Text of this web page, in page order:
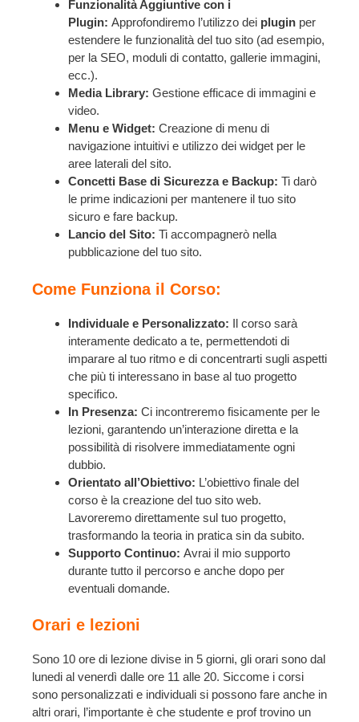
Funzionalità Aggiuntive con i
Plugin: Approfondiremo l’utilizzo dei plugin per
estendere le funzionalità del tuo sito (ad esempio,
per la SEO, moduli di contatto, gallerie immagini,
ecc.).
Media Library: Gestione efficace di immagini e
video.
Menu e Widget: Creazione di menu di
navigazione intuitivi e utilizzo dei widget per le
aree laterali del sito.
Concetti Base di Sicurezza e Backup: Ti darò
le prime indicazioni per mantenere il tuo sito
sicuro e fare backup.
Lancio del Sito: Ti accompagnerò nella
pubblicazione del tuo sito.
Come Funziona il Corso:
Individuale e Personalizzato: Il corso sarà
interamente dedicato a te, permettendoti di
imparare al tuo ritmo e di concentrarti sugli aspetti
che più ti interessano in base al tuo progetto
specifico.
In Presenza: Ci incontreremo fisicamente per le
lezioni, garantendo un’interazione diretta e la
possibilità di risolvere immediatamente ogni
dubbio.
Orientato all’Obiettivo: L’obiettivo finale del
corso è la creazione del tuo sito web.
Lavoreremo direttamente sul tuo progetto,
trasformando la teoria in pratica sin da subito.
Supporto Continuo: Avrai il mio supporto
durante tutto il percorso e anche dopo per
eventuali domande.
Orari e lezioni
Sono 10 ore di lezione divise in 5 giorni, gli orari sono dal
lunedi al venerdì dalle ore 11 alle 20. Siccome i corsi
sono personalizzati e individuali si possono fare anche in
altri orari, l’importante è che studente e prof trovino un